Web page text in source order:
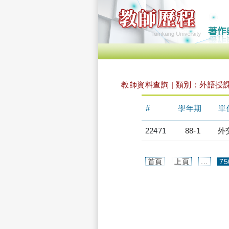
教師資料查詢 | 類別：外語授
# 學年期 單
22471 88-1 外
首頁 上頁